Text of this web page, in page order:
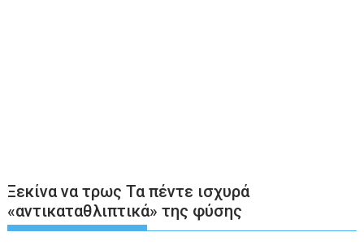
Ξεκίνα να τρως Τα πέντε ισχυρά
«αντικαταθλιπτικά» της φύσης